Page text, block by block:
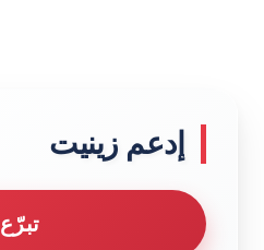
إدعم زينيت
تبرّع